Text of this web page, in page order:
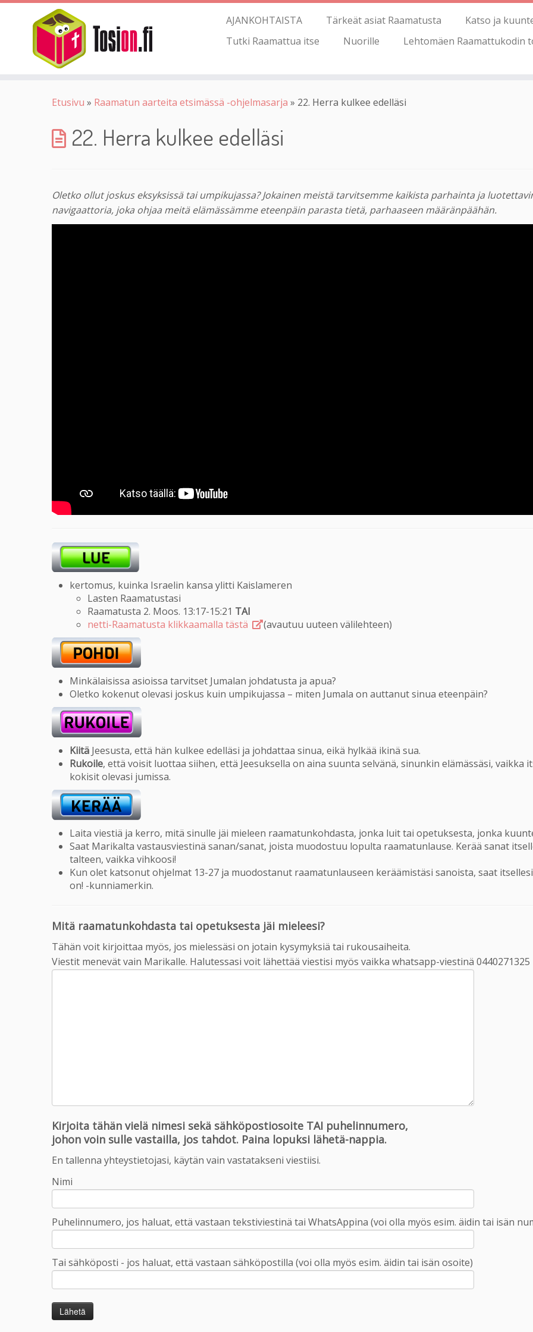
AJANKOHTAISTA Tärkeät asiat Raamatusta
Katso ja
Tutki Raamattua itse
Nuorille Lehtomäen Raamattukodin
Etusivu » Raamatun aarteita etsimässä -ohjelmasarja » 22. Herra kulkee edelläsi
22. Herra kulkee edelläsi
Oletko ollut joskus eksyksissä tai umpikujassa? Jokainen meistä tarvitsemme kaikista parhainta ja
navigaattoria, joka ohjaa meitä elämässämme eteenpäin parasta tietä, parhaaseen määränpäähän.
kertomus, kuinka Israelin kansa ylitti Kaislameren
Lasten Raamatustasi
Raamatusta 2. Moos. 13:17-15:21 TAI
netti-Raamatusta klikkaamalla tästä
(avautuu uuteen välilehteen)
Minkälaisissa asioissa tarvitset Jumalan johdatusta ja apua?
Oletko kokenut olevasi joskus kuin umpikujassa – miten Jumala on auttanut sinua eteenpäin?
Kiitä Jeesusta, että hän kulkee edelläsi ja johdattaa sinua, eikä hylkää ikinä sua.
Rukoile, että voisit luottaa siihen, että Jeesuksella on aina suunta selvänä, sinunkin elämässäsi, vaikka
kokisit olevasi jumissa.
Laita viestiä ja kerro, mitä sinulle jäi mieleen raamatunkohdasta, jonka luit tai opetuksesta, jonka
Saat Marikalta vastausviestinä sanan/sanat, joista muodostuu lopulta raamatunlause. Kerää sanat
talteen, vaikka vihkoosi!
Kun olet katsonut ohjelmat 13-27 ja muodostanut raamatunlauseen keräämistäsi sanoista, saat
on! -kunniamerkin.
Mitä raamatunkohdasta tai opetuksesta jäi mieleesi?
Tähän voit kirjoittaa myös, jos mielessäsi on jotain kysymyksiä tai rukousaiheita.
Viestit menevät vain Marikalle. Halutessasi voit lähettää viestisi myös vaikka whatsapp-viestinä 0440271325
Kirjoita tähän vielä nimesi sekä sähköpostiosoite TAI puhelinnumero,
johon voin sulle vastailla, jos tahdot. Paina lopuksi lähetä-nappia.
En tallenna yhteystietojasi, käytän vain vastatakseni viestiisi.
Nimi
Puhelinnumero, jos haluat, että vastaan tekstiviestinä tai WhatsAppina (voi olla myös esim. äidin tai isän
Tai sähköposti - jos haluat, että vastaan sähköpostilla (voi olla myös esim. äidin tai isän osoite)